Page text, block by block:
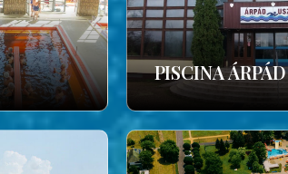
PISCINA ÁRPÁD